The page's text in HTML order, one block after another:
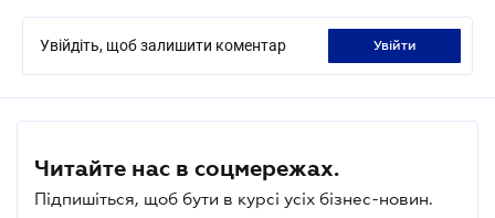
Увійдіть, щоб залишити коментар увійти
Читайте нас в соцмережах.
Підпишіться, щоб бути в курсі усіх бізнес-новин.